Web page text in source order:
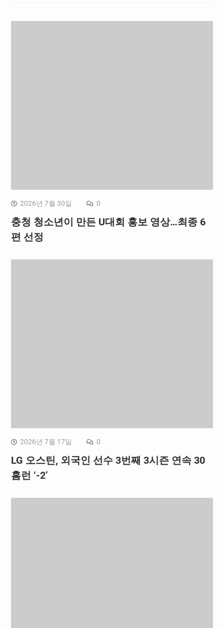
2026년 7월 30일 0
충청 청소년이 만든 U대회 홍보 영상…최종 6
편 선정
2026년 7월 17일 0
LG 오스틴, 외국인 선수 3번째 3시즌 연속 30
홈런 ‘-2’